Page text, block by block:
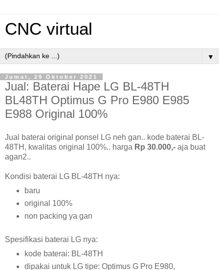
CNC virtual
▼
Jumat, 29 Oktober 2021
Jual: Baterai Hape LG BL-48TH
BL48TH Optimus G Pro E980 E985
E988 Original 100%
Jual baterai original ponsel LG neh gan.. kode baterai BL-
48TH, kwalitas original 100%.. harga Rp 30.000,- aja buat
agan2..
Kondisi baterai LG BL-48TH nya:
baru
original 100%
non packing ya gan
Spesifikasi baterai LG nya:
kode baterai: BL-48TH
dipakai untuk LG tipe: Optimus G Pro E980,